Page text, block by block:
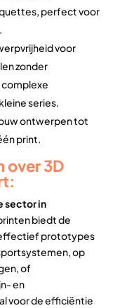
perfect voor
voor
zonder
series.
ontwerpen tot
print.
over 3D
sector in
biedt de
prototypes
op
of
en
voor de efficiëntie